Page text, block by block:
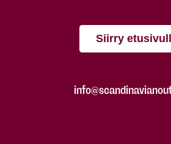
Siirry